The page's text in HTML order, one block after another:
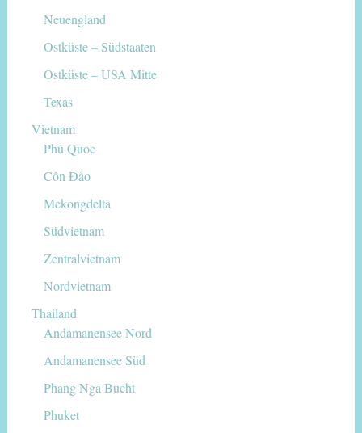
Neuengland
Ostküste – Südstaaten
Ostküste – USA Mitte
Texas
Vietnam
Phú Quoc
Côn Đảo
Mekongdelta
Südvietnam
Zentralvietnam
Nordvietnam
Thailand
Andamanensee Nord
Andamanensee Süd
Phang Nga Bucht
Phuket